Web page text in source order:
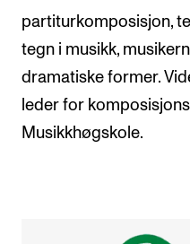
partiturkomposisjon,
tegn i musikk,
dramatiske former.
leder for
Musikkhøgskole.